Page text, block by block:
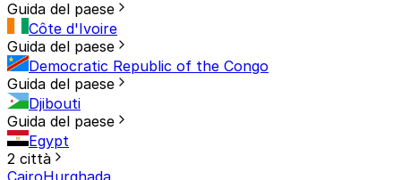
Guida del paese
Côte d'Ivoire
Guida del paese
Democratic Republic of the Congo
Guida del paese
Djibouti
Guida del paese
Egypt
2 città